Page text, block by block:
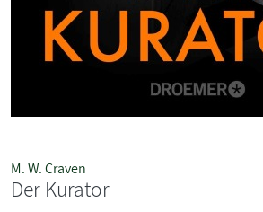
M. W. Craven
Der Kurator